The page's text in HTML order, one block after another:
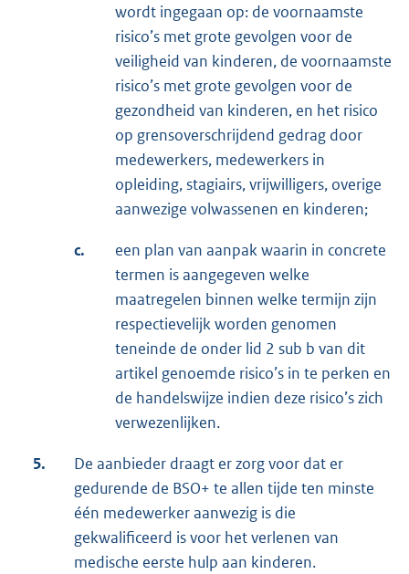
wordt ingegaan op: de voornaamste
risico’s met grote gevolgen voor de
veiligheid van kinderen, de voornaamste
risico’s met grote gevolgen voor de
gezondheid van kinderen, en het risico
op grensoverschrijdend gedrag door
medewerkers, medewerkers in
opleiding, stagiairs, vrijwilligers, overige
aanwezige volwassenen en kinderen;
c.
een plan van aanpak waarin in concrete
termen is aangegeven welke
maatregelen binnen welke termijn zijn
respectievelijk worden genomen
teneinde de onder lid 2 sub b van dit
artikel genoemde risico’s in te perken en
de handelswijze indien deze risico’s zich
verwezenlijken.
5.
De aanbieder draagt er zorg voor dat er
gedurende de BSO+ te allen tijde ten minste
één medewerker aanwezig is die
gekwalificeerd is voor het verlenen van
medische eerste hulp aan kinderen.